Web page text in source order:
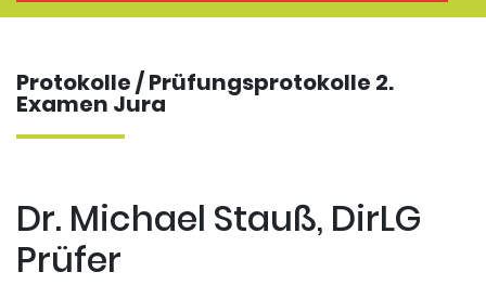
Protokolle / Prüfungsprotokolle 2.
Examen Jura
Dr. Michael Stauß, DirLG
Prüfer